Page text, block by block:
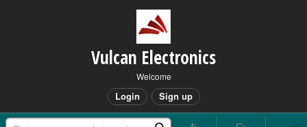
Vulcan Electronics
Welcome
Login Sign up